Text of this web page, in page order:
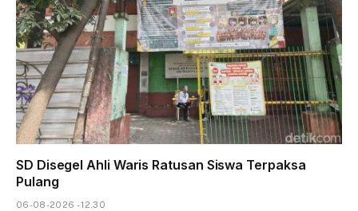
SD Disegel Ahli Waris Ratusan Siswa Terpaksa
Pulang
06-08-2026 - 12.30